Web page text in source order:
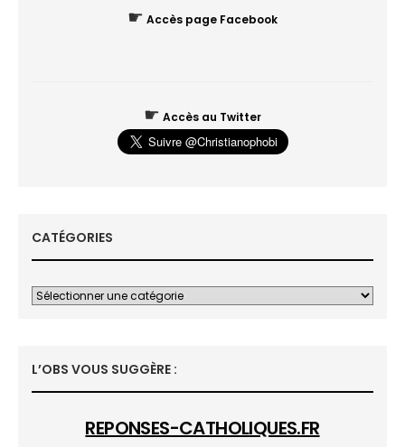
☛ Accès page Facebook
☛ Accès au Twitter
CATÉGORIES
L’OBS VOUS SUGGÈRE :
REPONSES-CATHOLIQUES.FR